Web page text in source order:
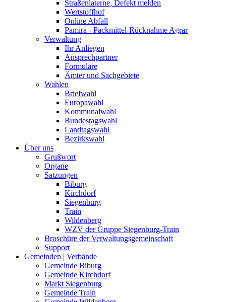
Straßenlaterne, Defekt melden
Wertstoffhof
Online Abfall
Pamira - Packmittel-Rücknahme Agrar
Verwaltung
Ihr Anliegen
Ansprechpartner
Formulare
Ämter und Sachgebiete
Wahlen
Briefwahl
Europawahl
Kommunalwahl
Bundestagswahl
Landtagswahl
Bezirkswahl
Über uns
Grußwort
Organe
Satzungen
Biburg
Kirchdorf
Siegenburg
Train
Wildenberg
WZV der Gruppe Siegenburg-Train
Broschüre der Verwaltungsgemeinschaft
Support
Gemeinden | Verbände
Gemeinde Biburg
Gemeinde Kirchdorf
Markt Siegenburg
Gemeinde Train